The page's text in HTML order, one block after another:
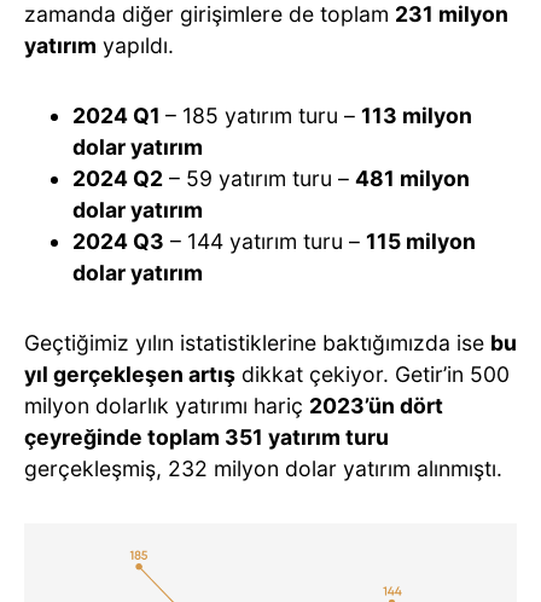
zamanda diğer girişimlere de toplam 231 milyon
yatırım yapıldı.
2024 Q1 – 185 yatırım turu – 113 milyon
dolar yatırım
2024 Q2 – 59 yatırım turu – 481 milyon
dolar yatırım
2024 Q3 – 144 yatırım turu – 115 milyon
dolar yatırım
Geçtiğimiz yılın istatistiklerine baktığımızda ise bu
yıl gerçekleşen artış dikkat çekiyor. Getir’in 500
milyon dolarlık yatırımı hariç 2023’ün dört
çeyreğinde toplam 351 yatırım turu
gerçekleşmiş, 232 milyon dolar yatırım alınmıştı.